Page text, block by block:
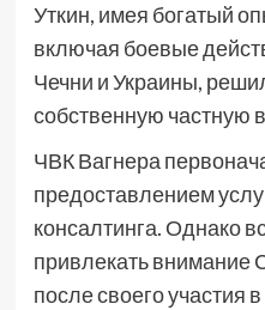
Уткин, имея богатый
включая боевые
Чечни и Украины,
собственную частную
ЧВК Вагнера
предоставлением
консалтинга. Однако
привлекать
после своего участия